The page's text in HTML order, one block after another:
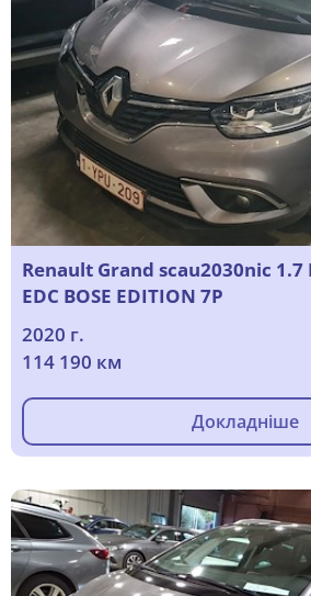
Renault Grand scau2030nic 1.7
EDC BOSE EDITION 7P
2020 г.
114 190 км
Докладніше